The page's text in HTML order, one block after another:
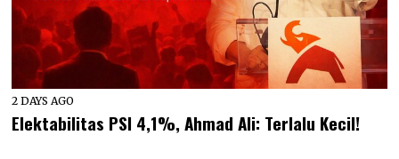
2 DAYS AGO
Elektabilitas PSI 4,1%, Ahmad Ali: Terlalu Kecil!